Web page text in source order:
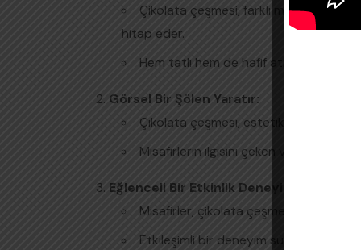
Çikolata çeşmesi, farklı meyve ve
hitap eder.
Hem tatlı hem de hafif atıştırmalık
Görsel Bir Şölen Yaratır:
Çikolata çeşmesi, estetik bir unsur
Misafirlerin ilgisini çeken ve onları
Eğlenceli Bir Etkinlik Deneyimi Sağlar:
Misafirler, çikolata çeşmesinin altında
Etkileşimli bir deneyim sunarak,